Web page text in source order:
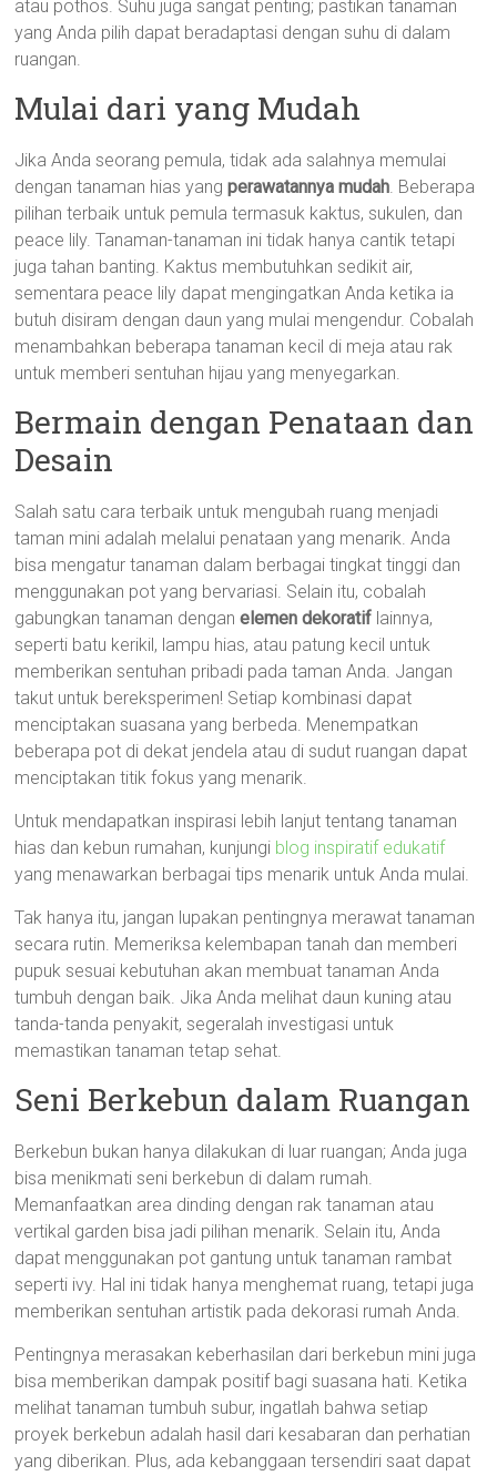
atau pothos. Suhu juga sangat penting; pastikan tanaman
yang Anda pilih dapat beradaptasi dengan suhu di dalam
ruangan.
Mulai dari yang Mudah
Jika Anda seorang pemula, tidak ada salahnya memulai
dengan tanaman hias yangperawatannya mudah. Beberapa
pilihan terbaik untuk pemula termasuk kaktus, sukulen, dan
peace lily. Tanaman-tanaman ini tidak hanya cantik tetapi
juga tahan banting. Kaktus membutuhkan sedikit air,
sementara peace lily dapat mengingatkan Anda ketika ia
butuh disiram dengan daun yang mulai mengendur. Cobalah
menambahkan beberapa tanaman kecil di meja atau rak
untuk memberi sentuhan hijau yang menyegarkan.
Bermain dengan Penataan dan
Desain
Salah satu cara terbaik untuk mengubah ruang menjadi
taman mini adalah melalui penataan yang menarik. Anda
bisa mengatur tanaman dalam berbagai tingkat tinggi dan
menggunakan pot yang bervariasi. Selain itu, cobalah
gabungkan tanaman denganelemen dekoratif lainnya,
seperti batu kerikil, lampu hias, atau patung kecil untuk
memberikan sentuhan pribadi pada taman Anda. Jangan
takut untuk bereksperimen! Setiap kombinasi dapat
menciptakan suasana yang berbeda. Menempatkan
beberapa pot di dekat jendela atau di sudut ruangan dapat
menciptakan titik fokus yang menarik.
Untuk mendapatkan inspirasi lebih lanjut tentang tanaman
hias dan kebun rumahan, kunjungi blog inspiratif edukatif
yang menawarkan berbagai tips menarik untuk Anda mulai.
Tak hanya itu, jangan lupakan pentingnya merawat tanaman
secara rutin. Memeriksa kelembapan tanah dan memberi
pupuk sesuai kebutuhan akan membuat tanaman Anda
tumbuh dengan baik. Jika Anda melihat daun kuning atau
tanda-tanda penyakit, segeralah investigasi untuk
memastikan tanaman tetap sehat.
Seni Berkebun dalam Ruangan
Berkebun bukan hanya dilakukan di luar ruangan; Anda juga
bisa menikmati seni berkebun di dalam rumah.
Memanfaatkan area dinding dengan rak tanaman atau
vertikal garden bisa jadi pilihan menarik. Selain itu, Anda
dapat menggunakan pot gantung untuk tanaman rambat
seperti ivy. Hal ini tidak hanya menghemat ruang, tetapi juga
memberikan sentuhan artistik pada dekorasi rumah Anda.
Pentingnya merasakan keberhasilan dari berkebun mini juga
bisa memberikan dampak positif bagi suasana hati. Ketika
melihat tanaman tumbuh subur, ingatlah bahwa setiap
proyek berkebun adalah hasil dari kesabaran dan perhatian
yang diberikan. Plus, ada kebanggaan tersendiri saat dapat